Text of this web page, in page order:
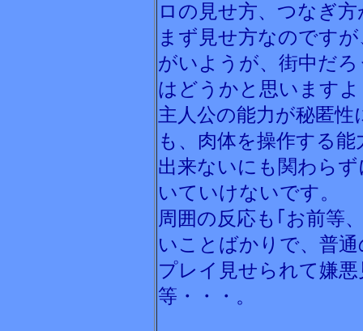
ロの見せ方、つなぎ
まず見せ方なのです
がいようが、街中だ
はどうかと思います
主人公の能力が秘匿
も、肉体を操作する
出来ないにも関わら
いていけないです。
周囲の反応も｢お前等
いことばかりで、普
プレイ見せられて嫌
等・・・。